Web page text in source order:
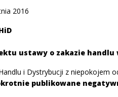
2016
ustawy o zakazie
i Dystrybucji z niepokojem
publikowane